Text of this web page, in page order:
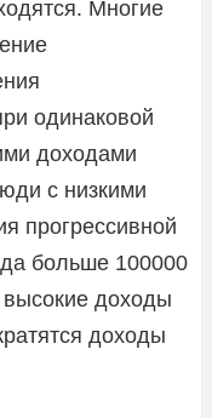
Многие
одинаковой
доходами
с низкими
прогрессивной
больше 100000
доходы
доходы